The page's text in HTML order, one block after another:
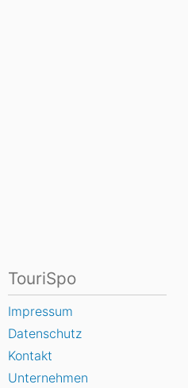
TouriSpo
Impressum
Datenschutz
Kontakt
Unternehmen